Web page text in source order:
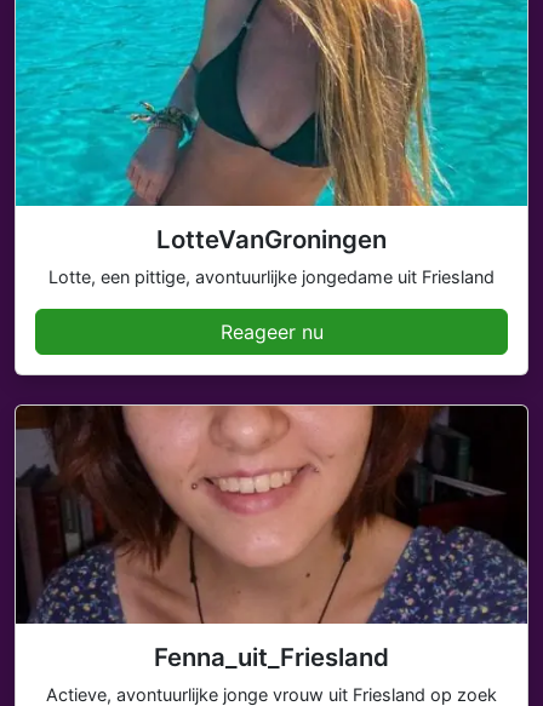
LotteVanGroningen
Lotte, een pittige, avontuurlijke jongedame uit Friesland
Reageer nu
Fenna_uit_Friesland
Actieve, avontuurlijke jonge vrouw uit Friesland op zoek